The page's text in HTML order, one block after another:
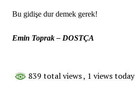
Bu gidişe dur demek gerek!
Emin Toprak – DOSTÇA
839 total views, 1 views today